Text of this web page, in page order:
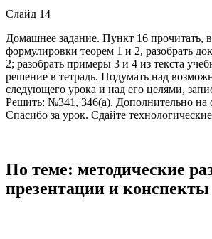
Слайд 14
Домашнее задание. Пункт 16 прочитать,
формулировки теорем 1 и 2, разобрать
2; разобрать примеры 3 и 4 из текста
решение в тетрадь. Подумать над
следующего урока и над его целями,
Решить: №341, 346(а). Дополнительно на
Спасибо за урок. Сдайте
По теме: методические
презентации и конспекты